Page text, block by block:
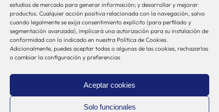
estudios de mercado para generar información; y desarrollar y mejorar
productos. Cualquier acción positiva relacionada con la navegación, salvo
cuando legalmente se exija consentimiento explícito (para perfilado y
segmentación avanzada), implicará una autorización para su instalación de
conformidad con lo indicado en nuestra Política de Cookies.
Adicionalmente, puedes aceptar todas o algunas de las cookies, rechazarlas
o cambiar la configuración y preferencias
Aceptar cookies
Solo funcionales
Otros Enlaces
Osakidetza